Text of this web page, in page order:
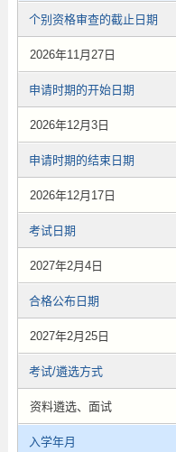
个别资格审查的截止日期
2026年11月27日
申请时期的开始日期
2026年12月3日
申请时期的结束日期
2026年12月17日
考试日期
2027年2月4日
合格公布日期
2027年2月25日
考试/遴选方式
资料遴选、面试
入学年月